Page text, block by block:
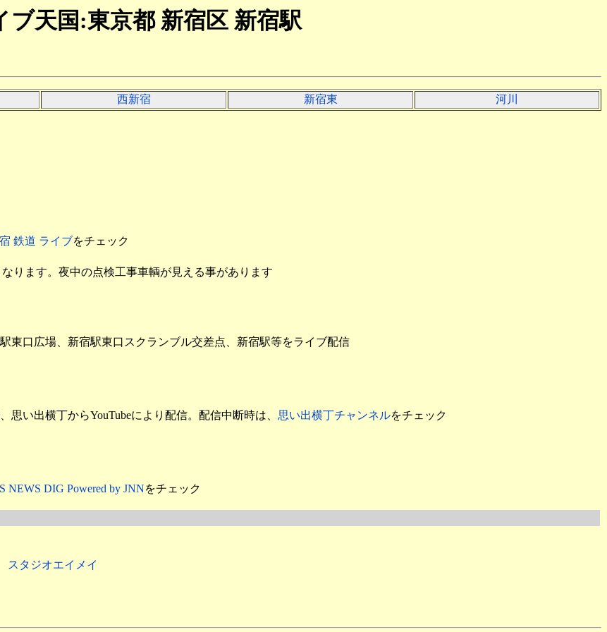
ブ天国:東京都 新宿区 新宿駅
西新宿 新宿東 河川
鉄道 ライブをチェック
ります。夜中の点検工事車輌が見える事があります
東口広場、新宿駅東口スクランブル交差点、新宿駅等をライブ配信
い出横丁からYouTubeにより配信。配信中断時は、 思い出横丁チャンネルをチェック
NEWS DIG Powered by JNNをチェック
スタジオエイメイ